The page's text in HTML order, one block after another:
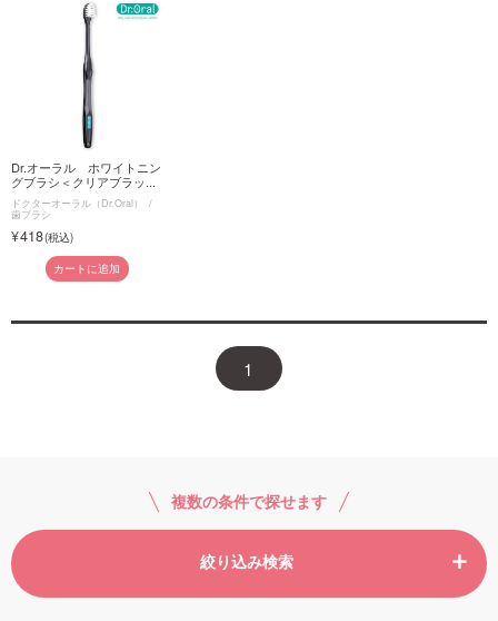
Dr.オーラル ホワイトニン
グブラシ＜クリアブラッ...
ドクターオーラル（Dr.Oral）
歯ブラシ
418
カートに追加
1
複数の条件で探せます
絞り込み検索